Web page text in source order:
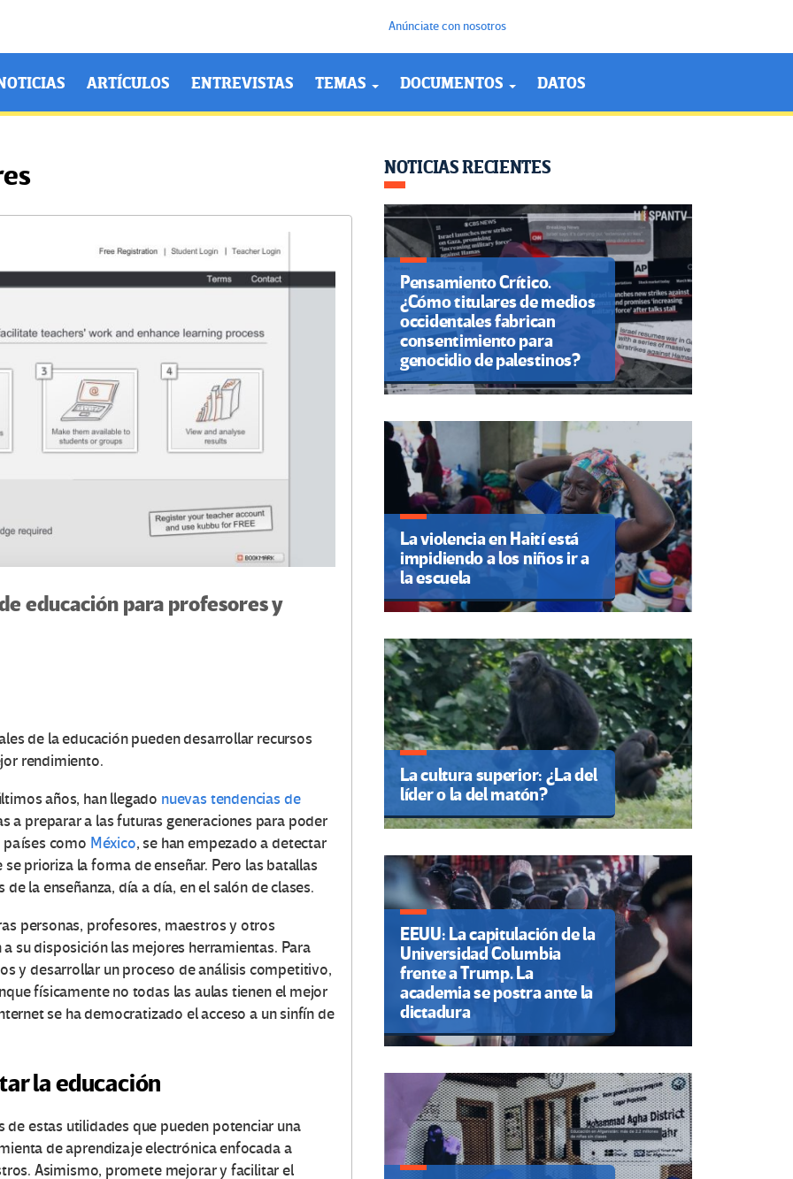
Anúnciate con nosotros
ARTÍCULOS ENTREVISTAS TEMAS DOCUMENTOS DATOS
educación para profesores y
de la educación pueden desarrollar recursos
rendimiento.
años, han llegado nuevas tendencias de
a preparar a las futuras generaciones para poder
como México, se han empezado a detectar
prioriza la forma de enseñar. Pero las batallas
la enseñanza, día a día, en el salón de clases.
personas, profesores, maestros y otros
su disposición las mejores herramientas. Para
y desarrollar un proceso de análisis competitivo,
físicamente no todas las aulas tienen el mejor
se ha democratizado el acceso a un sinfín de
la educación
estas utilidades que pueden potenciar una
de aprendizaje electrónica enfocada a
Asimismo, promete mejorar y facilitar el
NOTICIAS RECIENTES
Pensamiento Crítico.
¿Cómo titulares de medios
occidentales fabrican
consentimiento para
genocidio de palestinos?
La violencia en Haití está
impidiendo a los niños ir a
la escuela
La cultura superior: ¿La del
líder o la del matón?
EEUU: La capitulación de la
Universidad Columbia
frente a Trump. La
academia se postra ante la
dictadura